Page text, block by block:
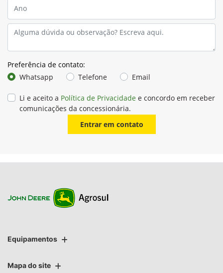
Preferência de contato:
Whatsapp
Telefone Email
Li e aceito a Política de Privacidade e concordo em receber
comunicações da concessionária.
Entrar em contato
Equipamentos
Mapa do site